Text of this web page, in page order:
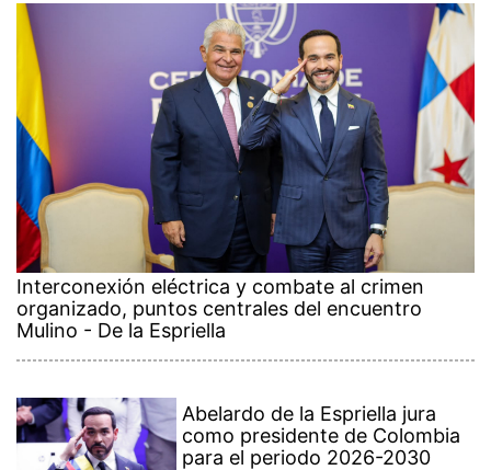
Interconexión eléctrica y combate al crimen
organizado, puntos centrales del encuentro
Mulino - De la Espriella
Abelardo de la Espriella jura
como presidente de Colombia
para el periodo 2026-2030